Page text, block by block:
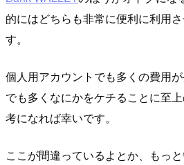
的にはどちらも非常に便利に利用
す。
個人用アカウントでも多くの費用
でも多くなにかをケチることに至
考になれば幸いです。
ここが間違っているよとか、もっ